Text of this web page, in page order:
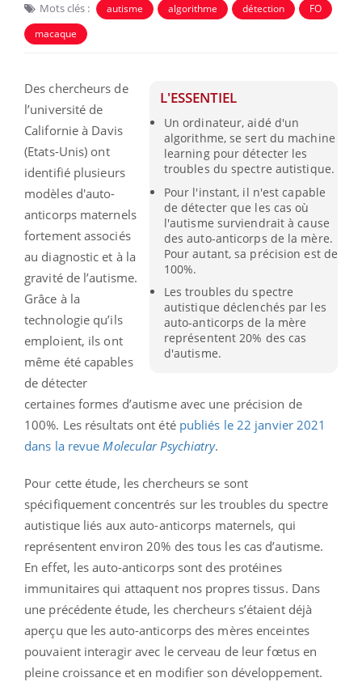
Mots clés : autisme algorithme détection
FO
macaque
L'ESSENTIEL
Un ordinateur, aidé d'un
algorithme, se sert du machine
learning pour détecter les
troubles du spectre autistique.
Pour l'instant, il n'est capable
de détecter que les cas où
l'autisme surviendrait à cause
des auto-anticorps de la mère.
Pour autant, sa précision est de
100%.
Les troubles du spectre
autistique déclenchés par les
auto-anticorps de la mère
représentent 20% des cas
d'autisme.
Des chercheurs de
l’université de
Californie à Davis
(Etats-Unis) ont
identifié plusieurs
modèles d'auto-
anticorps maternels
fortement associés
au diagnostic et à la
gravité de l’autisme.
Grâce à la
technologie qu’ils
emploient, ils ont
même été capables
de détecter
certaines formes d’autisme avec une précision de
100%. Les résultats ont été publiés le 22 janvier 2021
dans la revueMolecular Psychiatry.
Pour cette étude, les chercheurs se sont
spécifiquement concentrés sur les troubles du spectre
autistique liés aux auto-anticorps maternels, qui
représentent environ 20% des tous les cas d’autisme.
En effet, les auto-anticorps sont des protéines
immunitaires qui attaquent nos propres tissus. Dans
une précédente étude, les chercheurs s’étaient déjà
aperçu que les auto-anticorps des mères enceintes
pouvaient interagir avec le cerveau de leur fœtus en
pleine croissance et en modifier son développement.